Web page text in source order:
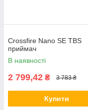
Crossfire Nano SE TBS
приймач
В наявності
2 799,42 ₴ 3 783 ₴
Купити